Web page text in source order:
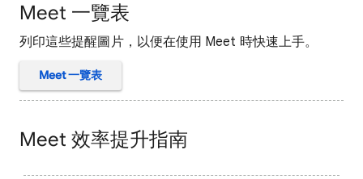
Meet 一覽表
列印這些提醒圖片，以便在使用 Meet 時快速上手。
Meet 一覽表
Meet 效率提升指南